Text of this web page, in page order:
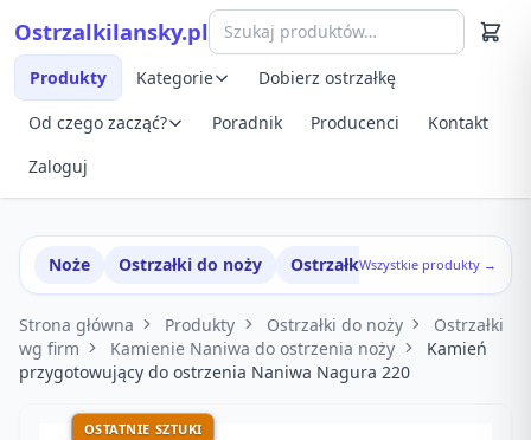
Ostrzalkilansky.pl
Produkty Kategorie
Dobierz ostrzałkę
Od czego zacząć?
Poradnik Producenci
Kontakt
Zaloguj
Noże Ostrzałki do noży Ostrzałki w zestawach
Wszystkie produkty →
Strona główna Produkty Ostrzałki do noży
Ostrzałki
wg firm
Kamienie Naniwa do ostrzenia noży
Kamień
przygotowujący do ostrzenia Naniwa Nagura 220
OSTATNIE SZTUKI
Szybki podgląd produktu